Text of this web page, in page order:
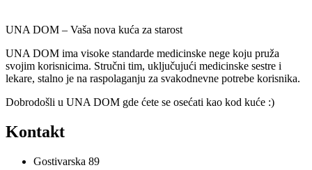
UNA DOM – Vaša nova kuća za starost
UNA DOM ima visoke standarde medicinske nege koju pruža
svojim korisnicima. Stručni tim, uključujući medicinske sestre i
lekare, stalno je na raspolaganju za svakodnevne potrebe korisnika.
Dobrodošli u UNA DOM gde ćete se osećati kao kod kuće :)
Kontakt
Gostivarska 89